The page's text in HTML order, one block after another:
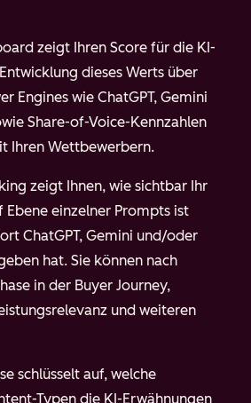
zeigt Ihren Score für die KI-
dieses Werts über
Engines wie ChatGPT, Gemini
Share-of-Voice-Kennzahlen
Ihren Wettbewerbern.
zeigt Ihnen, wie sichtbar Ihr
Ebene einzelner Prompts ist
ChatGPT, Gemini und/oder
hat. Sie können nach
in der Buyer Journey,
und weiteren
schlüsselt auf, welche
Typen die KI-Erwähnungen